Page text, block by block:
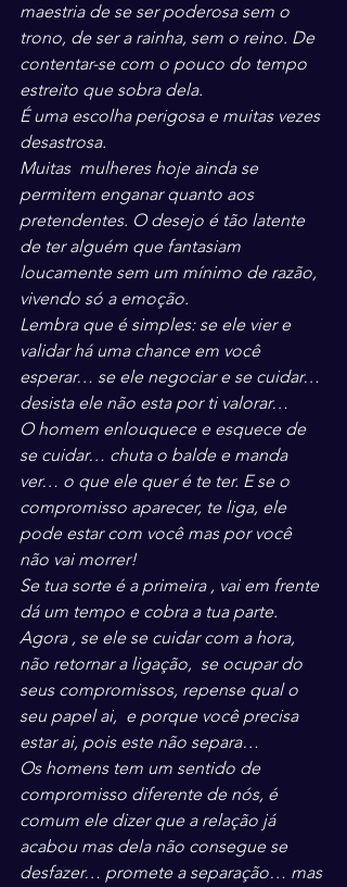
maestria de se ser poderosa sem o
trono, de ser a rainha, sem o reino. De
contentar-se com o pouco do tempo
estreito que sobra dela.
É uma escolha perigosa e muitas vezes
desastrosa.
Muitas  mulheres hoje ainda se
permitem enganar quanto aos
pretendentes. O desejo é tão latente
de ter alguém que fantasiam
loucamente sem um mínimo de razão,
vivendo só a emoção.
Lembra que é simples: se ele vier e
validar há uma chance em você
esperar… se ele negociar e se cuidar…
desista ele não esta por ti valorar…
O homem enlouquece e esquece de
se cuidar… chuta o balde e manda
ver… o que ele quer é te ter. E se o
compromisso aparecer, te liga, ele
pode estar com você mas por você
não vai morrer!
Se tua sorte é a primeira , vai em frente
dá um tempo e cobra a tua parte.
Agora , se ele se cuidar com a hora,
não retornar a ligação,  se ocupar do
seus compromissos, repense qual o
seu papel ai,  e porque você precisa
estar ai, pois este não separa…
Os homens tem um sentido de
compromisso diferente de nós, é
comum ele dizer que a relação já
acabou mas dela não consegue se
desfazer… promete a separação… mas